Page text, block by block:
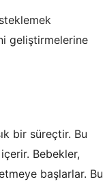
geliştirmelerine
bir süreçtir. Bu
Bebekler,
başlarlar. Bu